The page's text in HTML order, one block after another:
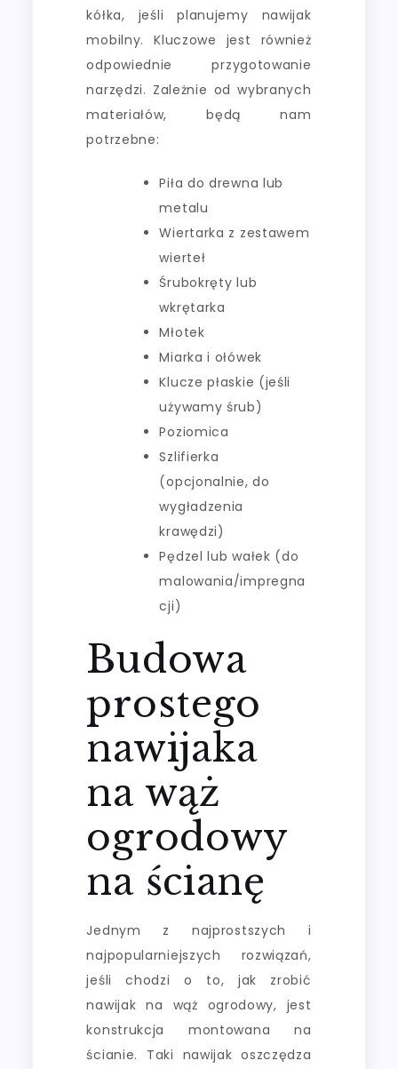
kółka, jeśli planujemy nawijak
mobilny. Kluczowe jest również
odpowiednie przygotowanie
narzędzi. Zależnie od wybranych
materiałów, będą nam
potrzebne:
Piła do drewna lub
metalu
Wiertarka z zestawem
wierteł
Śrubokręty lub
wkrętarka
Młotek
Miarka i ołówek
Klucze płaskie (jeśli
używamy śrub)
Poziomica
Szlifierka
(opcjonalnie, do
wygładzenia
krawędzi)
Pędzel lub wałek (do
malowania/impregna
cji)
Budowa
prostego
nawijaka
na wąż
ogrodowy
na ścianę
Jednym z najprostszych i
najpopularniejszych rozwiązań,
jeśli chodzi o to, jak zrobić
nawijak na wąż ogrodowy, jest
konstrukcja montowana na
ścianie. Taki nawijak oszczędza